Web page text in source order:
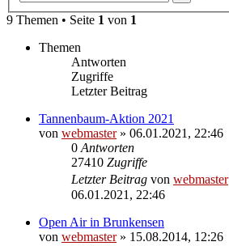
9 Themen • Seite 1 von 1
Themen
Antworten
Zugriffe
Letzter Beitrag
Tannenbaum-Aktion 2021
von webmaster» 06.01.2021, 22:46
0 Antworten
27410 Zugriffe
Letzter Beitrag von webmaster
06.01.2021, 22:46
Open Air in Brunkensen
von webmaster» 15.08.2014, 12:26